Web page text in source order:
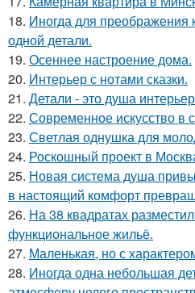
18. Иногда для преображения
одной детали.
19. Осеннее настроение дома.
20. Интерьер с нотами сказки.
21. Детали - это душа
22. Современное искусство в
23. Светлая однушка для
24. Роскошный проект в
25. Новая система душа
в настоящий комфорт
26. На 38 квадратах
функциональное жильё.
27. Маленькая, но с
28. Иногда одна небольшая